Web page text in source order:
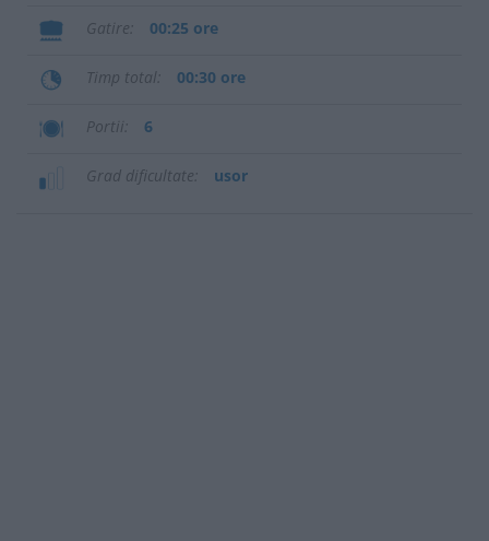
Gatire 00:25 ore
Timp total 00:30 ore
Portii 6
Grad dificultate usor